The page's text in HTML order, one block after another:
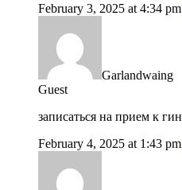
February 3, 2025 at 4:34 pm
Garlandwaing
Guest
записаться на прием к
February 4, 2025 at 1:43 pm